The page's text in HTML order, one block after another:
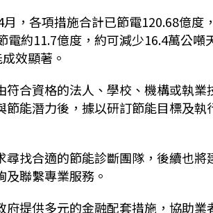
，各項措施合計已節電120.68億度
電約11.7億度，約可減少16.4萬公
效顯著。
合資格的法人、學校、機構或執
能潛力後，據以研訂節能目標及
找合適的節能診斷團隊，後續也
聯繫專業服務。
提供多元的金融配套措施，協助